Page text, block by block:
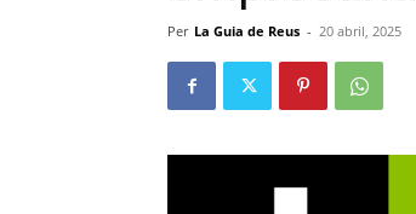
Per La Guia de Reus - 20 abril, 2025